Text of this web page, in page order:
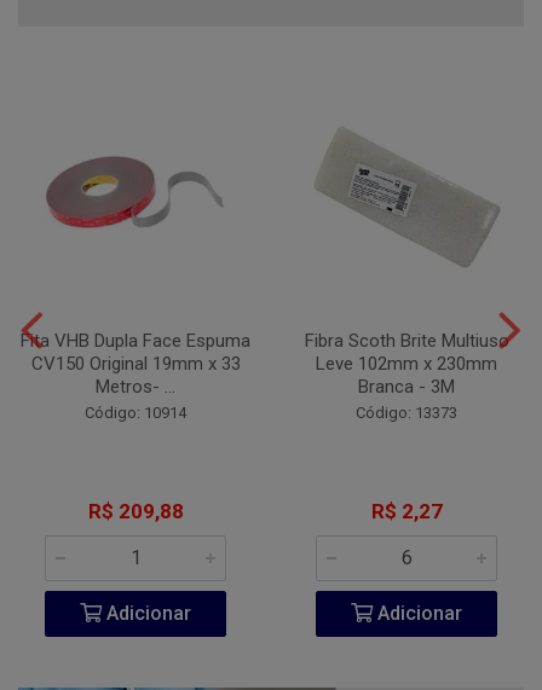
Fita VHB Dupla Face Espuma
CV150 Original 19mm x 33
Metros- ...
Código: 10914
R$ 209,88
Adicionar
Fibra Scoth Brite Multiuso
Leve 102mm x 230mm
Branca - 3M
Código: 13373
R$ 2,27
Adicionar